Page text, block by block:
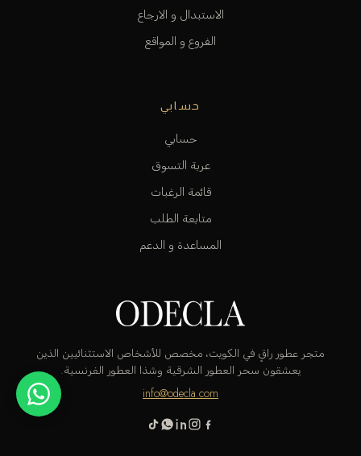
الاستبدال و الارجاع
الفروع و المواقع
حسابي
حسابي
عربة التسوق
قائمة الرغبات
متابعة الطلب
المساعدة و الدعم
متجر عطور راقٍ في الكويت، مخصص للأشخاص الاستثنائيين الذين
يعشقون سحر العطور الشرقية وشذا العطور الفرنسية.
info@odecla.com